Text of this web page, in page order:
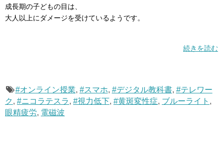
成長期の子どもの目は、
大人以上にダメージを受けているようです。
続きを読む
#オンライン授業, #スマホ, #デジタル教科書, #テレワー
ク , #ニコラテスラ, #視力低下, #黄斑変性症, ブルーライト ,
眼精疲労, 電磁波